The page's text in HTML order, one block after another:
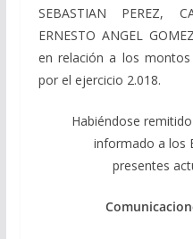
SEBASTIAN PEREZ,
ERNESTO ANGEL
en relación a los
por el ejercicio 2.018.
Habiéndose
informado a los
presentes